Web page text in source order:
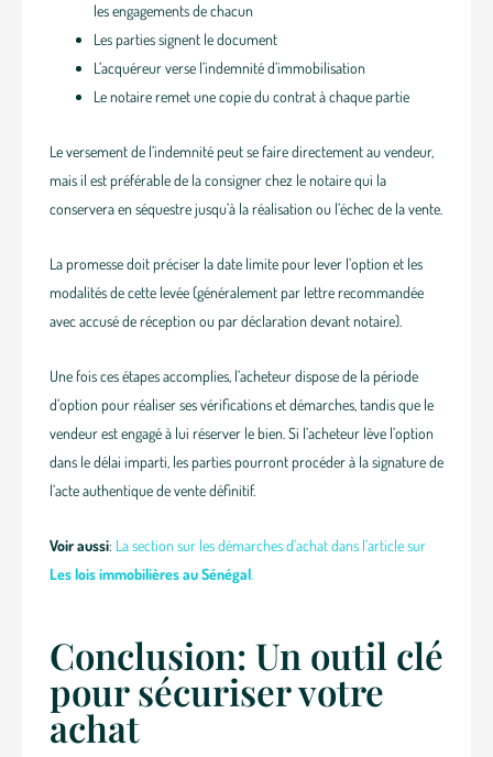
les engagements de chacun
Les parties signent le document
L’acquéreur verse l’indemnité d’immobilisation
Le notaire remet une copie du contrat à chaque partie
Le versement de l’indemnité peut se faire directement au vendeur,
mais il est préférable de la consigner chez le notaire qui la
conservera en séquestre jusqu’à la réalisation ou l’échec de la vente.
La promesse doit préciser la date limite pour lever l’option et les
modalités de cette levée (généralement par lettre recommandée
avec accusé de réception ou par déclaration devant notaire).
Une fois ces étapes accomplies, l’acheteur dispose de la période
d’option pour réaliser ses vérifications et démarches, tandis que le
vendeur est engagé à lui réserver le bien. Si l’acheteur lève l’option
dans le délai imparti, les parties pourront procéder à la signature de
l’acte authentique de vente définitif.
Voir aussi: La section sur les démarches d’achat dans l’article sur
Les lois immobilières au Sénégal
Conclusion: Un outil clé
pour sécuriser votre
achat